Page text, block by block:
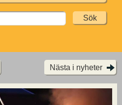
Nästa i nyheter